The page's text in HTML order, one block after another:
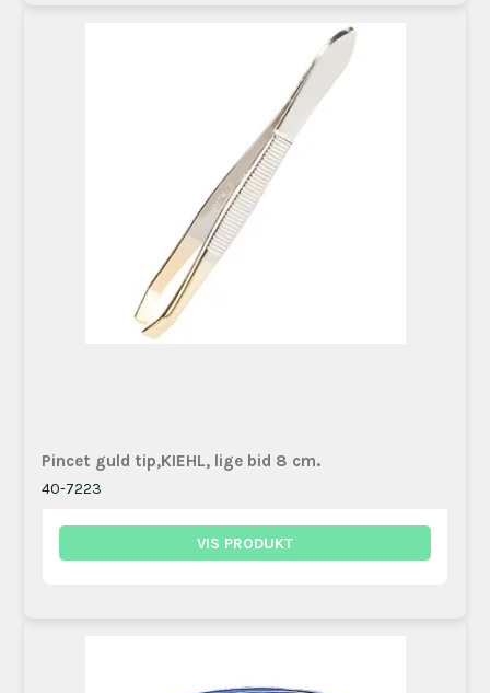
Pincet guld tip,KIEHL, lige bid 8 cm.
40-7223
VIS PRODUKT